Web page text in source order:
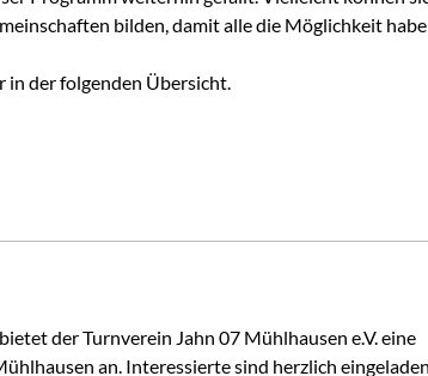
bilden, damit alle die Möglichkeit
in der folgenden Übersicht.
der Turnverein Jahn 07 Mühlhausen e.V. eine
an. Interessierte sind herzlich